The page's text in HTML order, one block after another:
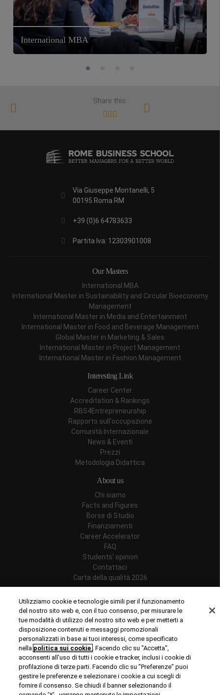
International MBA
Share this:
Via Giuseppe Montanelli, 5
00195 Roma RM
+39 (0)6 64783633
Partita Iva: 12303901008
Our Masters
International MBA
International Master in Sustainability and Circular Bioeconomy
Management
International Master in Media and Entertainment
International Master in Food and Beverage Management
Global Master in Marketing & Sales
International Master in Project Management
International Master in Fashion Management
Interesting Link
Career Center
Accreditation & Rankings
RBS4Entrepreneurship
Rapporto sull'occupazione
Comunità Internazionale
News & Eventi
Prezzi
Metodologia Didattica
About us
Chi siamo
Facts and Figures
Borse di Studio
Finanziamenti
Career Accelerator
FAQ
Students' opinion
Contattaci
Carta della qualità 2026
Riconoscimenti
Utilizziamo cookie e tecnologie simili per il funzionamento
del nostro sito web e, con il tuo consenso, per misurare le
tue modalità di utilizzo del nostro sito web e per metterti a
disposizione contenuti e messaggi promozionali
personalizzati in base ai tuoi interessi, come specificato
nella politica sui cookie . Facendo clic su "Accetta",
acconsenti all'uso di tutti i cookie e tracker, inclusi i cookie di
profilazione di terze parti. Facendo clic su "Preferenze" puoi
gestire le preferenze e selezionare i cookie a cui scegli di
fornire il consenso. Se chiudi il banner selezionando il